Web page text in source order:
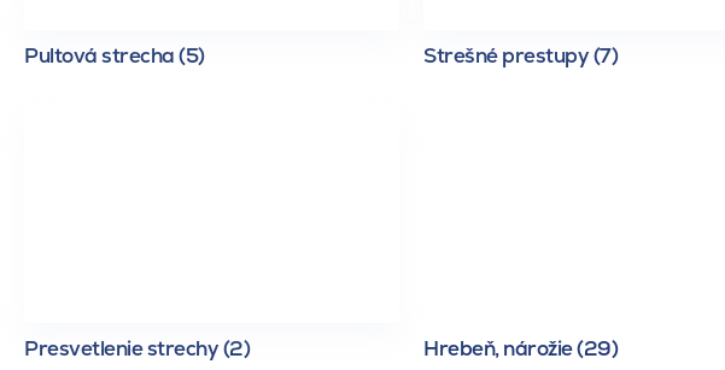
Pultová strecha (5) Strešné prestupy (7)
Presvetlenie strechy (2) Hrebeň, nárožie (29)